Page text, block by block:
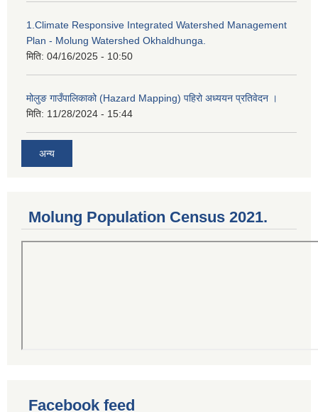
1.Climate Responsive Integrated Watershed Management
Plan - Molung Watershed Okhaldhunga.
मिति: 04/16/2025 - 10:50
मोलुङ गाउँपालिकाको (Hazard Mapping) पहिरो अध्ययन प्रतिवेदन ।
मिति: 11/28/2024 - 15:44
अन्य
Molung Population Census 2021.
Facebook feed